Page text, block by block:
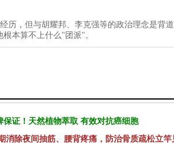
历，但与胡耀邦、李克强等的政治理念是背
本算不上什么"团派"。
保证！天然植物萃取 有效对抗癌细胞
消除夜间抽筋、腰背疼痛，防治骨质疏松立竿